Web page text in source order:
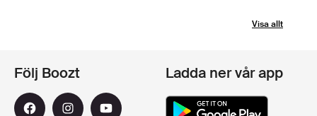
Visa allt
Följ Boozt Ladda ner vår app